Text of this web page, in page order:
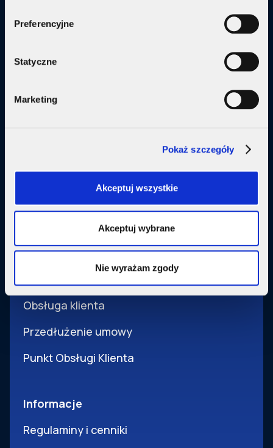
Preferencyjne
Statyczne
Marketing
Pokaż szczegóły
Akceptuj wszystkie
Akceptuj wybrane
Nie wyrażam zgody
Internet + telewizja
Internet + plan komórkowy
Małe firmy
SupermediaGo
Pomoc i obsługa
Obsługa klienta
Przedłużenie umowy
Punkt Obsługi Klienta
Informacje
Regulaminy i cenniki